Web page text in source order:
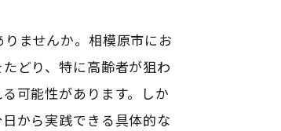
ませんか。相模原市にお
どり、特に高齢者が狙わ
可能性があります。しか
から実践できる具体的な